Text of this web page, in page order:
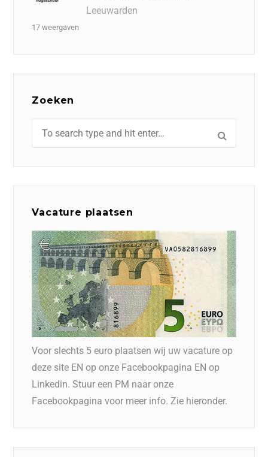
Leeuwarden
17 weergaven
Zoeken
Vacature plaatsen
Voor slechts 5 euro plaatsen wij uw vacature op
deze site EN op onze Facebookpagina EN op
Linkedin. Stuur een PM naar onze
Facebookpagina voor meer info. Zie hieronder.